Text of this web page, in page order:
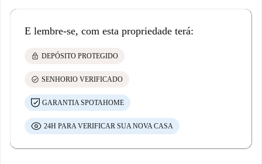
E lembre-se, com esta propriedade terá:
lock DEPÓSITO PROTEGIDO
check_circle SENHORIO VERIFICADO
GARANTIA SPOTAHOME
24H PARA VERIFICAR SUA NOVA CASA